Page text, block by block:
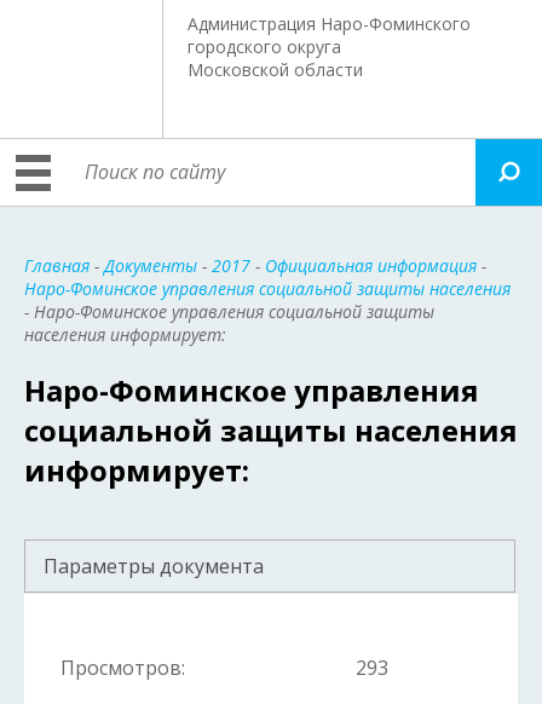
Администрация Наро-Фоминского
городского округа
Московской области
Главная -Документы - 2017 - Официальная информация -
Наро-Фоминское управления социальной защиты населения
- Наро-Фоминское управления социальной защиты
населения информирует:
Наро-Фоминское управления
социальной защиты населения
информирует:
Параметры документа
Просмотров:
293